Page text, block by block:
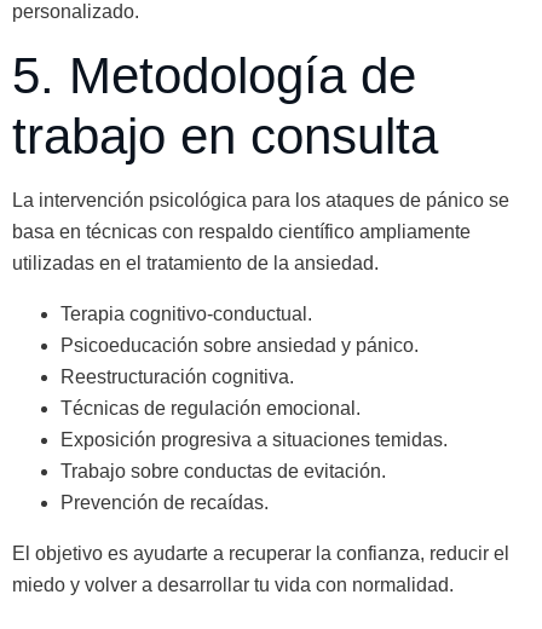
personalizado.
5. Metodología de
trabajo en consulta
La intervención psicológica para los ataques de pánico se
basa en técnicas con respaldo científico ampliamente
utilizadas en el tratamiento de la ansiedad.
Terapia cognitivo-conductual.
Psicoeducación sobre ansiedad y pánico.
Reestructuración cognitiva.
Técnicas de regulación emocional.
Exposición progresiva a situaciones temidas.
Trabajo sobre conductas de evitación.
Prevención de recaídas.
El objetivo es ayudarte a recuperar la confianza, reducir el
miedo y volver a desarrollar tu vida con normalidad.